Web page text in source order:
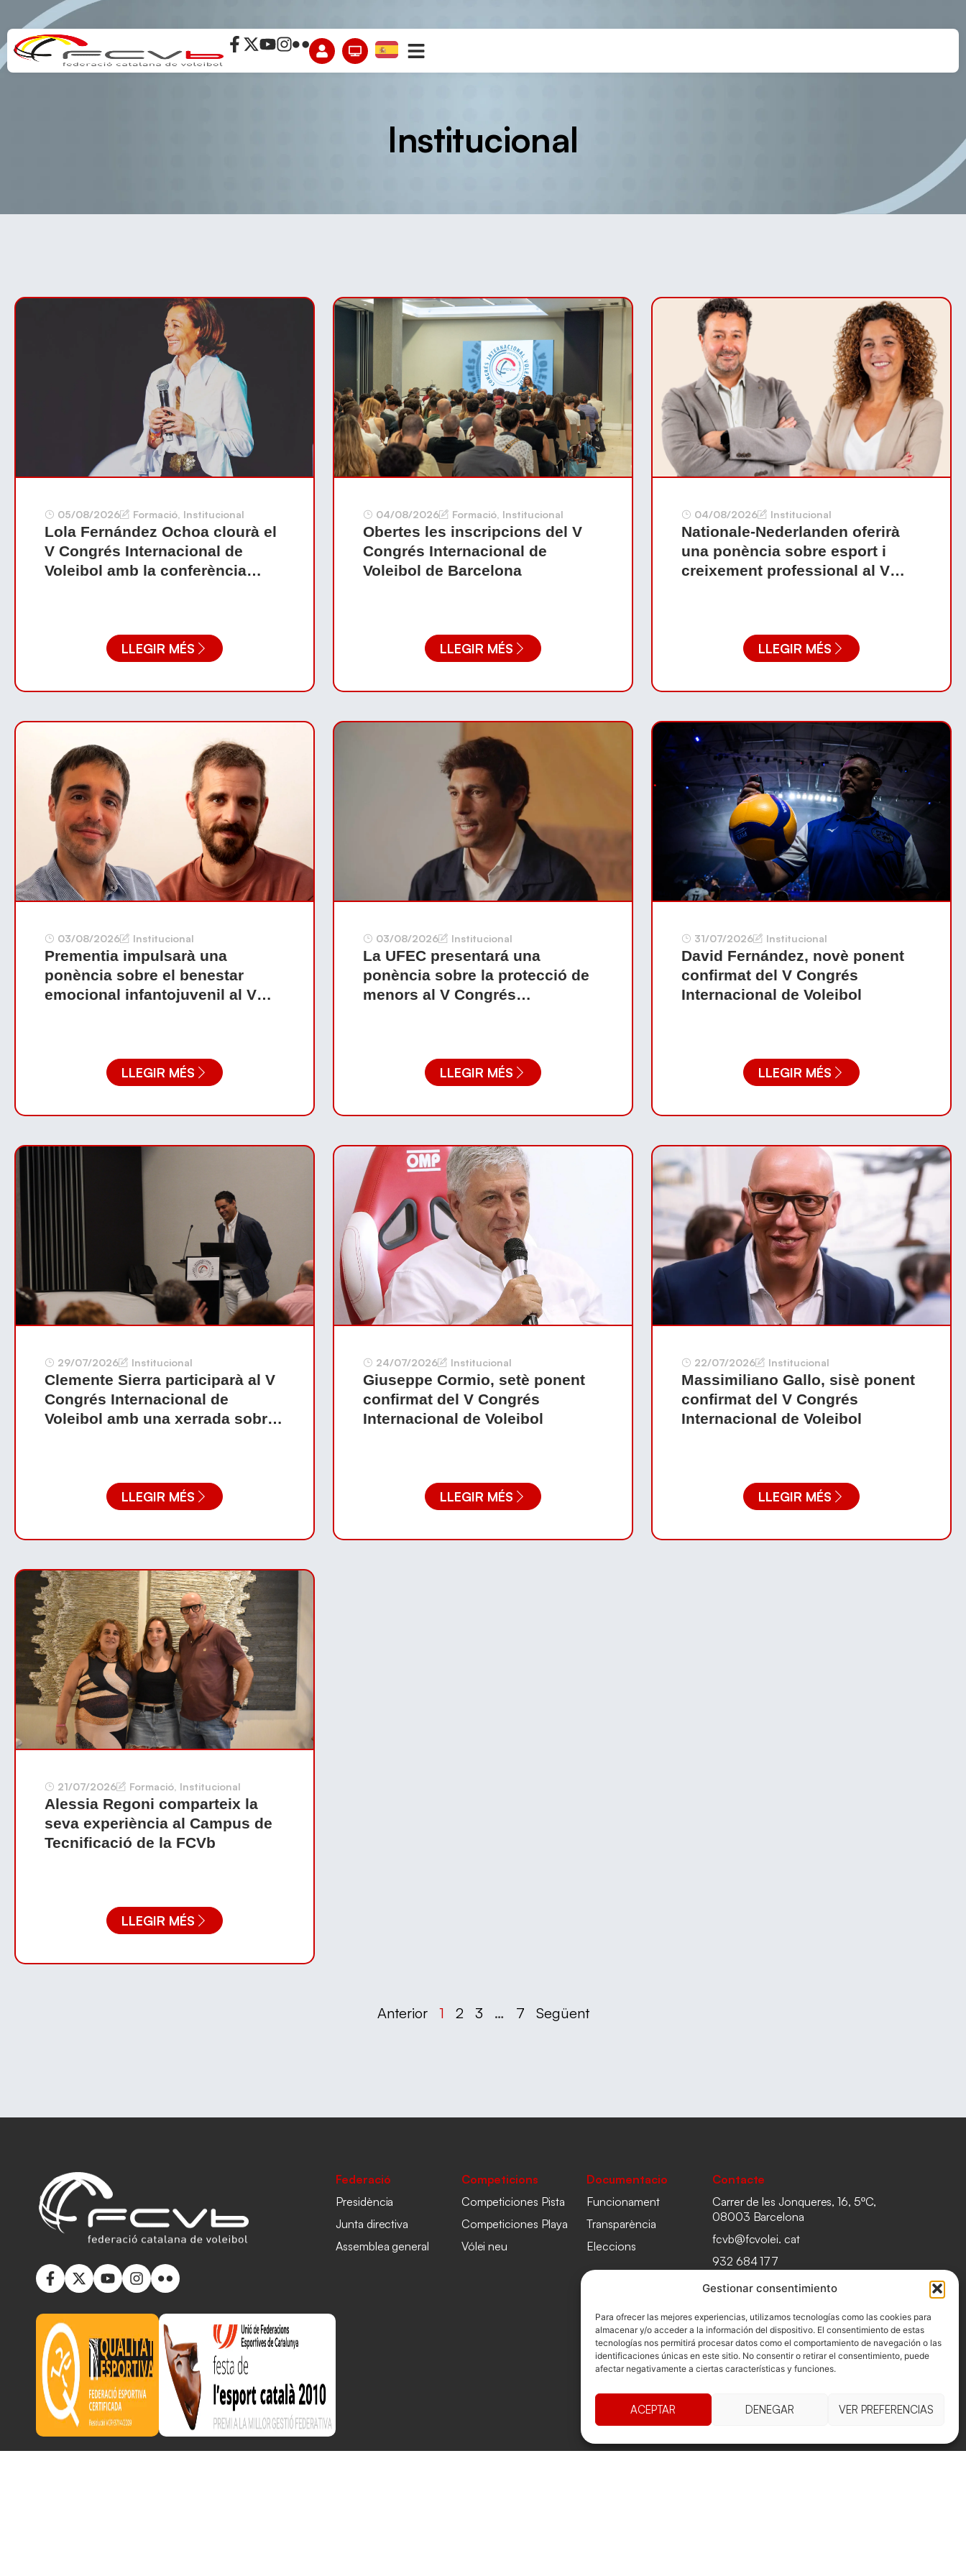
Gestionar consentimiento
Para ofrecer las mejores experiencias, utilizamos tecnologías como las cookies para
almacenar y/o acceder a la información del dispositivo. El consentimiento de estas
tecnologías nos permitirá procesar datos como el comportamiento de navegación o las
identificaciones únicas en este sitio. No consentir o retirar el consentimiento, puede
afectar negativamente a ciertas características y funciones.
ACEPTAR DENEGAR VER PREFERENCIAS
Institucional
05/08/2026 Formació, Institucional
Lola Fernández Ochoa clourà el
V Congrés Internacional de
Voleibol amb la conferència
LLEGIR MÉS
04/08/2026 Formació, Institucional
Obertes les inscripcions del V
Congrés Internacional de
Voleibol de Barcelona
LLEGIR MÉS
04/08/2026 Institucional
Nationale-Nederlanden oferirà
una ponència sobre esport i
creixement professional al V
LLEGIR MÉS
03/08/2026 Institucional
Prementia impulsarà una
ponència sobre el benestar
emocional infantojuvenil al V
LLEGIR MÉS
03/08/2026 Institucional
La UFEC presentará una
ponència sobre la protecció de
menors al V Congrés
LLEGIR MÉS
31/07/2026 Institucional
David Fernández, novè ponent
confirmat del V Congrés
Internacional de Voleibol
LLEGIR MÉS
29/07/2026 Institucional
Clemente Sierra participarà al V
Congrés Internacional de
Voleibol amb una xerrada sobre
LLEGIR MÉS
24/07/2026 Institucional
Giuseppe Cormio, setè ponent
confirmat del V Congrés
Internacional de Voleibol
LLEGIR MÉS
22/07/2026 Institucional
Massimiliano Gallo, sisè ponent
confirmat del V Congrés
Internacional de Voleibol
LLEGIR MÉS
21/07/2026 Formació, Institucional
Alessia Regoni comparteix la
seva experiència al Campus de
Tecnificació de la FCVb
LLEGIR MÉS
Anterior 1 2 3 … 7 Següent
Federació
Presidència
Junta directiva
Assemblea general
Competicions
Competiciones Pista
Competiciones Playa
Vólei neu
Documentacio
Funcionament
Transparència
Eleccions
Contacte
Carrer de les Jonqueres, 16, 5ºC,
08003 Barcelona
fcvb@fcvolei. cat
932 684 177